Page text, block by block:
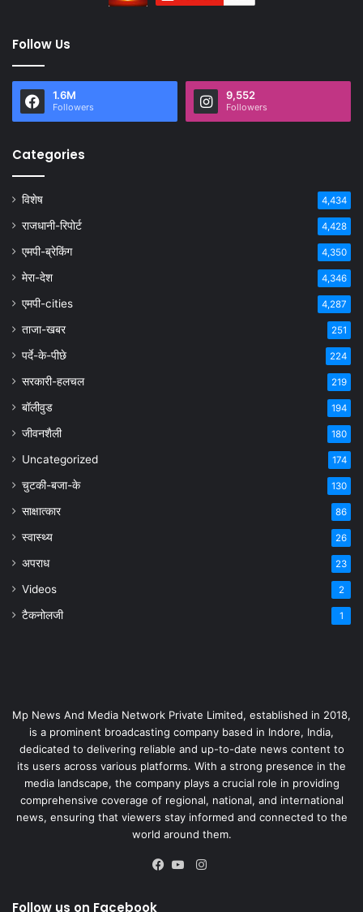
Follow Us
1.6M
Followers
9,552
Followers
Categories
विशेष 4,434
राजधानी-रिपोर्ट 4,428
एमपी-ब्रेकिंग 4,350
मेरा-देश 4,346
एमपी-cities 4,287
ताजा-खबर 251
पर्दे-के-पीछे 224
सरकारी-हलचल 219
बॉलीवुड 194
जीवनशैली 180
Uncategorized 174
चुटकी-बजा-के 130
साक्षात्कार 86
स्वास्थ्य 26
अपराध 23
Videos 2
टैकनोलजी 1
Mp News And Media Network Private Limited, established in 2018,
is a prominent broadcasting company based in Indore, India,
dedicated to delivering reliable and up-to-date news content to
its users across various platforms. With a strong presence in the
media landscape, the company plays a crucial role in providing
comprehensive coverage of regional, national, and international
news, ensuring that viewers stay informed and connected to the
world around them.
Instagram
Follow us on Facebook